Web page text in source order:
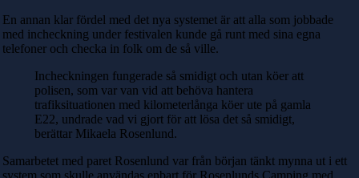
En annan klar fördel med det nya systemet är att alla som jobbade
med incheckning under festivalen kunde gå runt med sina egna
telefoner och checka in folk om de så ville.
Incheckningen fungerade så smidigt och utan köer att
polisen, som var van vid att behöva hantera
trafiksituationen med kilometerlånga köer ute på gamla
E22, undrade vad vi gjort för att lösa det så smidigt,
berättar Mikaela Rosenlund.
Samarbetet med paret Rosenlund var från början tänkt mynna ut i ett
system som skulle användas enbart för Rosenlunds Camping med